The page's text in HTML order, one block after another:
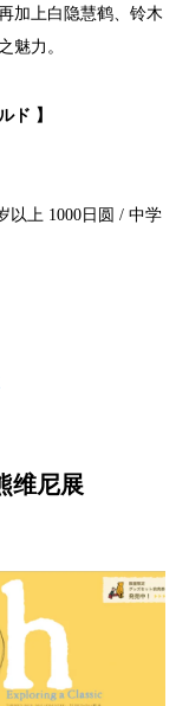
加上白隐慧鹤、铃木
魅力。
ド 】
以上 1000日圆 / 中学
维尼展